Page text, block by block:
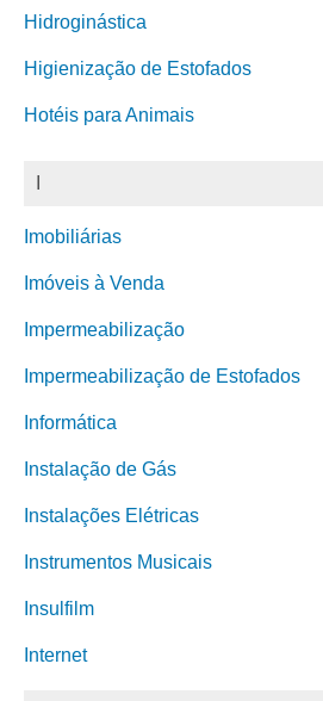
Hidroginástica
Higienização de Estofados
Hotéis para Animais
Imobiliárias
Imóveis à Venda
Impermeabilização
Impermeabilização de Estofados
Informática
Instalação de Gás
Instalações Elétricas
Instrumentos Musicais
Insulfilm
Internet